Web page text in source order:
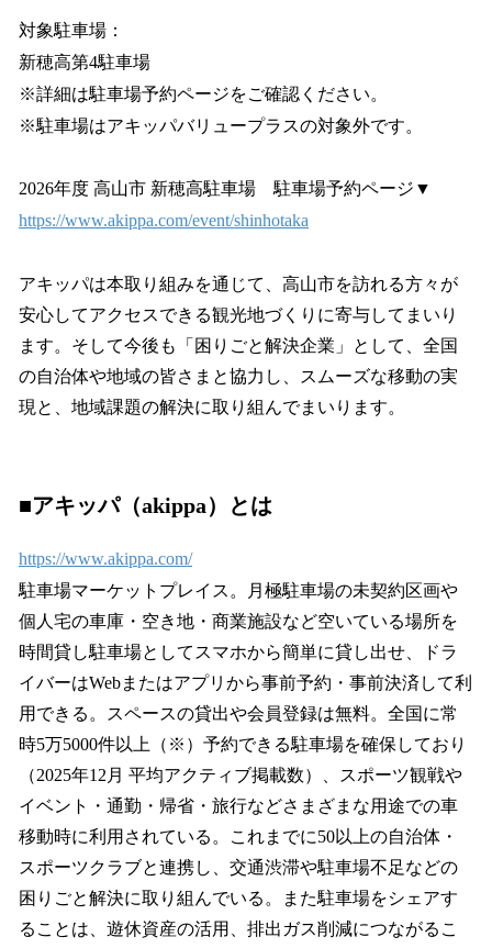
対象駐車場：
新穂高第4駐車場
※詳細は駐車場予約ページをご確認ください。
※駐車場はアキッパバリュープラスの対象外です。
2026年度 高山市 新穂高駐車場 駐車場予約ページ▼
https://www.akippa.com/event/shinhotaka
アキッパは本取り組みを通じて、高山市を訪れる方々が
安心してアクセスできる観光地づくりに寄与してまいり
ます。そして今後も「困りごと解決企業」として、全国
の自治体や地域の皆さまと協力し、スムーズな移動の実
現と、地域課題の解決に取り組んでまいります。
■アキッパ（akippa）とは
https://www.akippa.com/
駐車場マーケットプレイス。月極駐車場の未契約区画や
個人宅の車庫・空き地・商業施設など空いている場所を
時間貸し駐車場としてスマホから簡単に貸し出せ、ドラ
イバーはWebまたはアプリから事前予約・事前決済して利
用できる。スペースの貸出や会員登録は無料。全国に常
時5万5000件以上（※）予約できる駐車場を確保しており
（2025年12月 平均アクティブ掲載数）、スポーツ観戦や
イベント・通勤・帰省・旅行などさまざまな用途での車
移動時に利用されている。これまでに50以上の自治体・
スポーツクラブと連携し、交通渋滞や駐車場不足などの
困りごと解決に取り組んでいる。また駐車場をシェアす
ることは、遊休資産の活用、排出ガス削減につながるこ